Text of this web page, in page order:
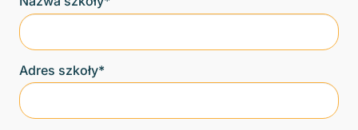
Adres szkoły*